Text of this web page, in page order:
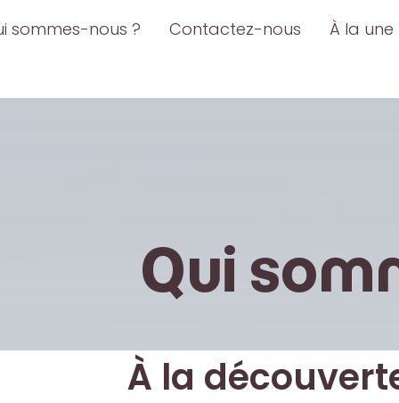
sommes-nous ? Contactez-nous À la une
Qui
À la